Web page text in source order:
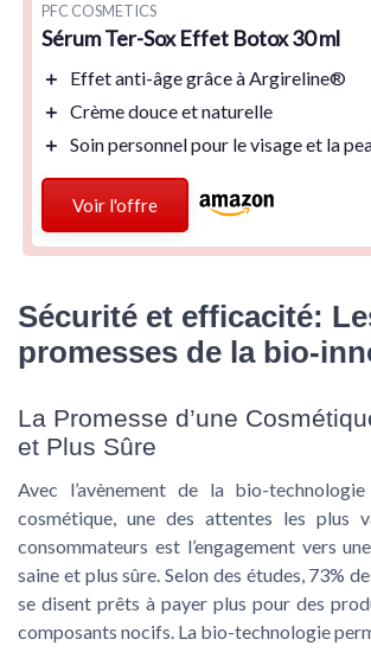
PFC COSMETICS
Sérum Ter-Sox Effet Botox 30 ml
＋ Effetanti-âgegrâce àArgireline®
＋ Crème douce etnaturelle
＋ Soin personnelpour le visage et la
Voir l'offre
Sécurité et efficacité:
promesses de la bio-
La Promesse d’une
et Plus Sûre
Avec l’avènement de la bio-technologie
cosmétique, une des attentes les plus
consommateurs est l’engagement vers
saine et plus sûre. Selon des études, 73%
se disent prêts à payer plus pour des
composants nocifs. La bio-technologie